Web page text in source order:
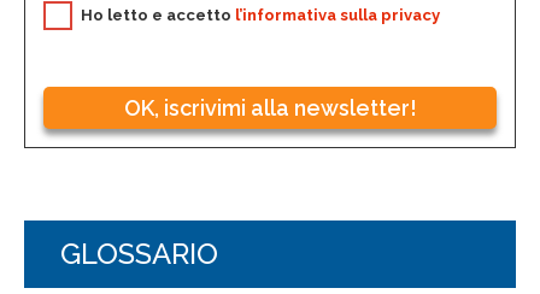
Ho letto e accetto l’informativa sulla privacy
OK, iscrivimi alla newsletter!
GLOSSARIO